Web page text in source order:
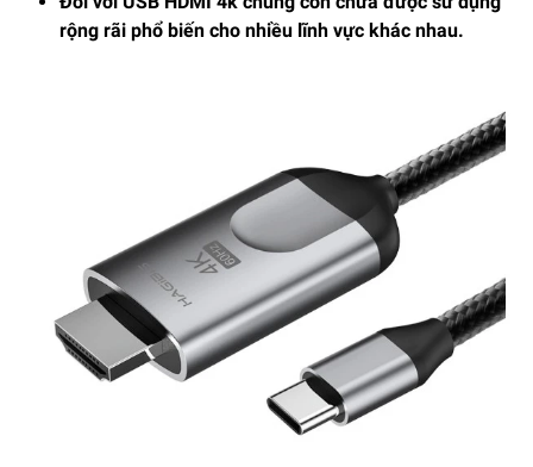
rộng rãi phổ biến cho nhiều lĩnh vực khác nhau.